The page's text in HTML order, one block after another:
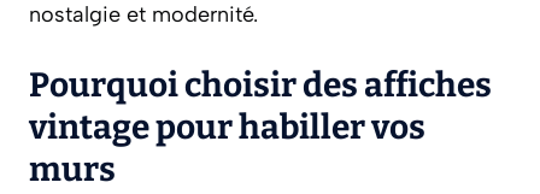
nostalgie et modernité.
Pourquoi choisir des affiches
vintage pour habiller vos
murs